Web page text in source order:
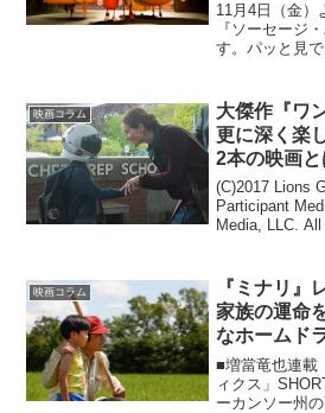
11月4日（金）
『ソーセージ
す。パッと見
だったのです
ます。1.R15＋
映画コラム
大傑作『ワ
更に深く楽
2本の映画と
(C)2017 Lions
Participant
Media, LLC.
映画コラム
『ミナリ』
家族の運命
なホームド
■増當竜也連載
ィクス」
ーカンソー州